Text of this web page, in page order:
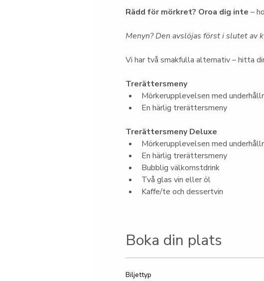
Rädd för mörkret? Oroa dig inte –
Menyn? Den avslöjas först i slutet av
Vi har två smakfulla alternativ – hitta
Trerättersmeny
Mörkerupplevelsen med
En härlig trerättersmeny
Trerättersmeny Deluxe
Mörkerupplevelsen med
En härlig trerättersmeny
Bubblig välkomstdrink
Två glas vin eller öl
Kaffe/te och dessertvin
Boka din plats
Biljettyp